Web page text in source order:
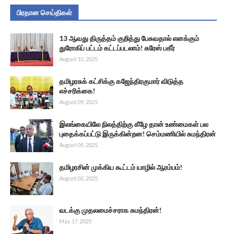
பிரதான செய்திகள்
13 ஆவது திருத்தம் குறித்து பேசுவதால் எனக்கும்
துரோகிப் பட்டம் கட்டப்படலாம்! சுரேஸ் பகீர்
August 10, 2025
தமிழரசுக் கட்சிக்கு கஜேந்திரகுமார் விடுத்த
எச்சரிக்கை!
August 09, 2025
இலங்கையிலே நிலத்திற்கு கீழே தான் உண்மைகள் பல
புதைக்கப்பட்டு இருக்கின்றன! செம்மணியில் சுமந்திரன்
August 05, 2025
தமிழரசின் முக்கிய கூட்டம் யாழில் ஆரம்பம்!
August 02, 2025
வடக்கு முதலமைச்சராக சுமந்திரன்!
May 17, 2025